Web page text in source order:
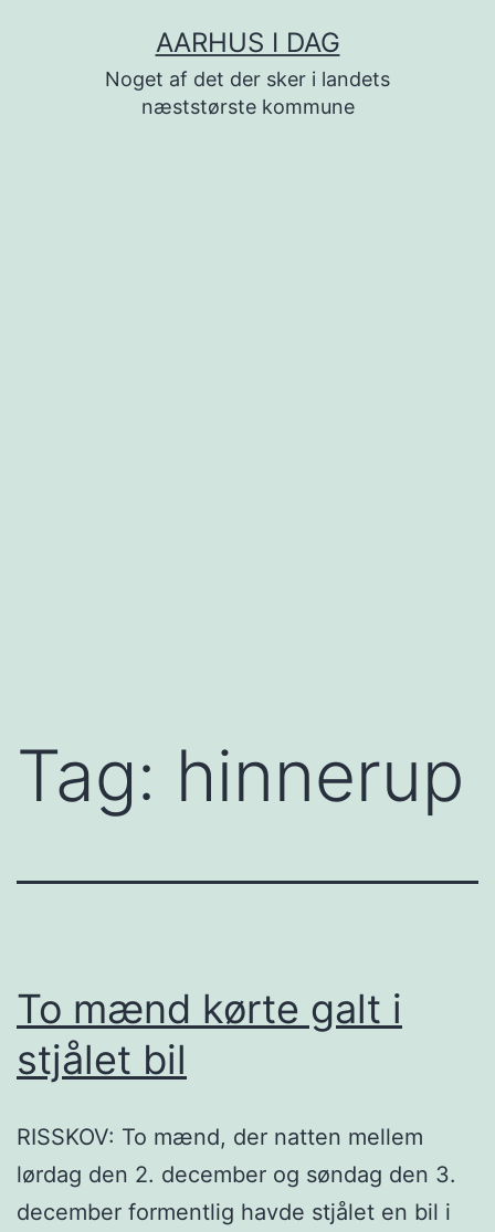
AARHUS I DAG
Noget af det der sker i landets
næststørste kommune
Tag: hinnerup
To mænd kørte galt i
stjålet bil
RISSKOV: To mænd, der natten mellem
lørdag den 2. december og søndag den 3.
december formentlig havde stjålet en bil i